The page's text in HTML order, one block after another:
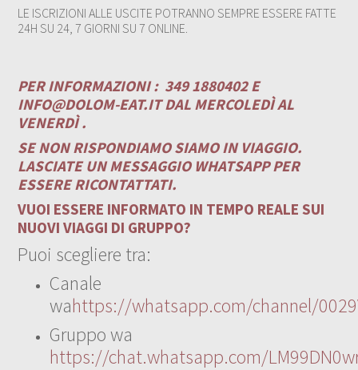
LE ISCRIZIONI ALLE USCITE POTRANNO SEMPRE ESSERE FATTE
24H SU 24, 7 GIORNI SU 7 ONLINE.
PER INFORMAZIONI : 349 1880402 E
INFO@DOLOM-EAT.ITDAL MERCOLEDÌ AL
VENERDÌ .
SE NON RISPONDIAMO SIAMO IN VIAGGIO.
LASCIATE UN MESSAGGIO WHATSAPP PER
ESSERE RICONTATTATI.
VUOI ESSERE INFORMATO IN TEMPO REALE SUI
NUOVI VIAGGI DI GRUPPO?
Puoi scegliere tra:
Canale
wahttps://whatsapp.com/channel/
Gruppo wa
https://chat.whatsapp.com/